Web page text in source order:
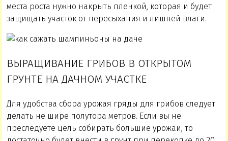
места роста нужно накрыть пленкой, которая и будет
защищать участок от пересыхания и лишней влаги.
ВЫРАЩИВАНИЕ ГРИБОВ В ОТКРЫТОМ
ГРУНТЕ НА ДАЧНОМ УЧАСТКЕ
Для удобства сбора урожая гряды для грибов следует
делать не шире полутора метров. Если вы не
преследуете цель собирать большие урожаи, то